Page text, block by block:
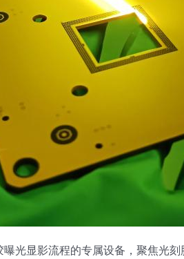
光显影流程的专属设备，聚焦光